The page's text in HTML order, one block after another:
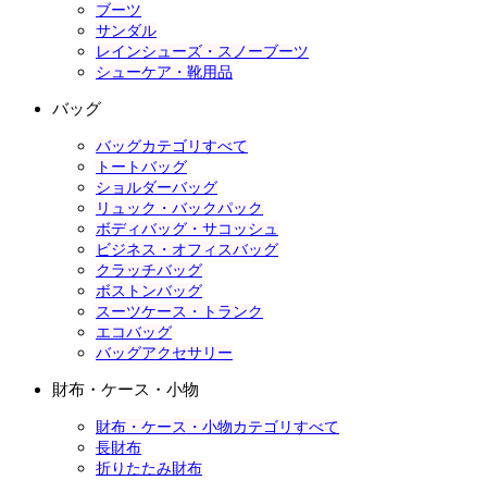
ブーツ
サンダル
レインシューズ・スノーブーツ
シューケア・靴用品
バッグ
バッグカテゴリすべて
トートバッグ
ショルダーバッグ
リュック・バックパック
ボディバッグ・サコッシュ
ビジネス・オフィスバッグ
クラッチバッグ
ボストンバッグ
スーツケース・トランク
エコバッグ
バッグアクセサリー
財布・ケース・小物
財布・ケース・小物カテゴリすべて
長財布
折りたたみ財布